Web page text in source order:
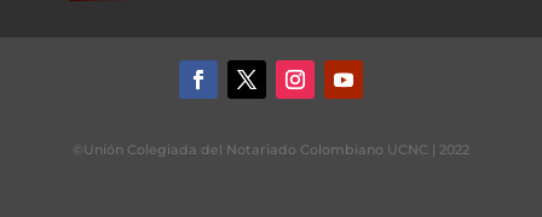
©Unión Colegiada del Notariado Colombiano UCNC | 2022